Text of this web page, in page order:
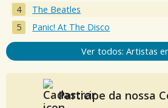
The Beatles
Panic! At The Disco
Ver todos: Artistas
Participe da nossa